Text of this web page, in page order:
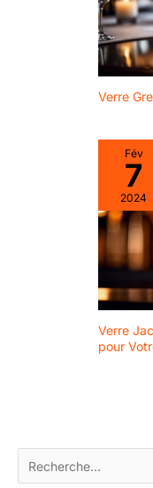
Verre
Fév
7
2024
Verre
pour